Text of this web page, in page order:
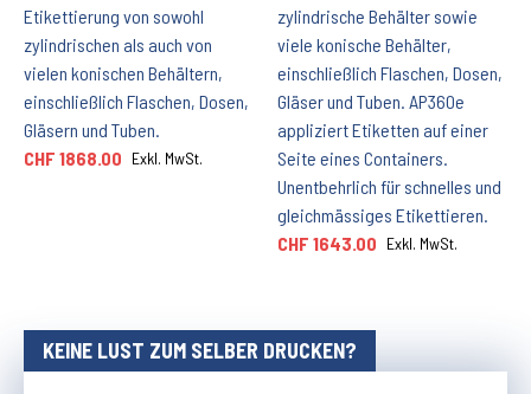
Etikettierung von sowohl
zylindrischen als auch von
vielen konischen Behältern,
einschließlich Flaschen, Dosen,
Gläsern und Tuben.
CHF 1868.00 Exkl. MwSt.
zylindrische Behälter sowie
viele konische Behälter,
einschließlich Flaschen, Dosen,
Gläser und Tuben. AP360e
appliziert Etiketten auf einer
Seite eines Containers.
Unentbehrlich für schnelles und
gleichmässiges Etikettieren.
CHF 1643.00 Exkl. MwSt.
KEINE LUST ZUM SELBER DRUCKEN?